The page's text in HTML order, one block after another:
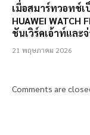
เมื่อสมาร์ทวอทช์เ
HUAWEI
ชันเวิร์คเอ้าท์และ
21 พฤษภาคม 2026
Comments are